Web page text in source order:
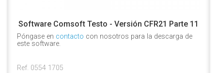
Software Comsoft Testo - Versión CFR21 Parte 11
Póngase en contacto con nosotros para la descarga de
este software.
Ref. 0554 1705